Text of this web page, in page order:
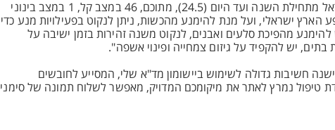
החובשים והפראמדיקים של מד"א העניקו טיפול רפואי ל-49 בני אדם שהוכשו בישראל מתחילת השנה ועד היום (24.5), מתוכם, 46 במצב קל, 1 במצב בינוני
הארץ ישראלי, ועל מנת להימנע מהכשות, ניתן לנקוט בפעילויות מנע כדי
מהפיכת סלעים ואבנים, לנקוט משנה זהירות בזמן ישיבה על
יש להקפיד על גיזום צמחייה ופינוי אשפה".
חשיבות גדולה לשימוש ביישומון מד"א שלי, המסייע לחובשים
מד"א ובניידת טיפול נמרץ לאתר את מיקומכם המדויק, מאפשר לשלוח תמונה של סימני